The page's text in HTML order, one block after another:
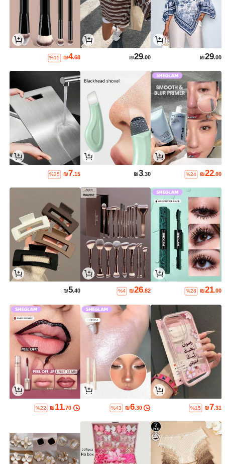
₪29.00
₪29.00
₪4.68
%15
₪22.00
%24
₪3.30
₪7.15
%35
₪21.00
%28
₪26.82
%4
₪5.40
₪7.31
%15
₪6.30
%43
₪11.70
%22